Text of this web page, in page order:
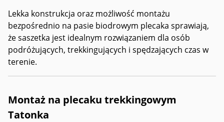
Lekka konstrukcja oraz możliwość montażu
bezpośrednio na pasie biodrowym plecaka sprawiają,
że saszetka jest idealnym rozwiązaniem dla osób
podróżujących, trekkingujących i spędzających czas w
terenie.
Montaż na plecaku trekkingowym
Tatonka